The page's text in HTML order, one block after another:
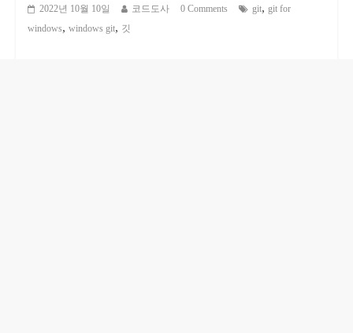
2022년 10월 10일 코드도사 0 Comments git, git for
windows, windows git, 깃